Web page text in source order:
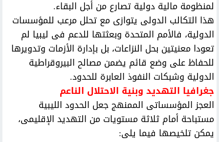
لمنظومة مالية دولية تصارع من أجل البقاء.
هذا التكالب الدولى يتوازى مع تحلل مرعب للمؤسسات
الدولية، فالأمم المتحدة وبعثتها للدعم فى ليبيا لم
تعودا معنيتين بحل النزاعات، بل بإدارة الأزمات وتدويرها
للحفاظ على وضع قائم يضمن مصالح البيروقراطية
الدولية وشبكات النفوذ العابرة للحدود.
جغرافيا التهديد وبنية الاحتلال الناعم
العجز المؤسساتى الممنهج جعل الحدود الليبية
مستباحة أمام ثلاثة مستويات من التهديد الإقليمى،
يمكن تلخيصها فيما يلى: